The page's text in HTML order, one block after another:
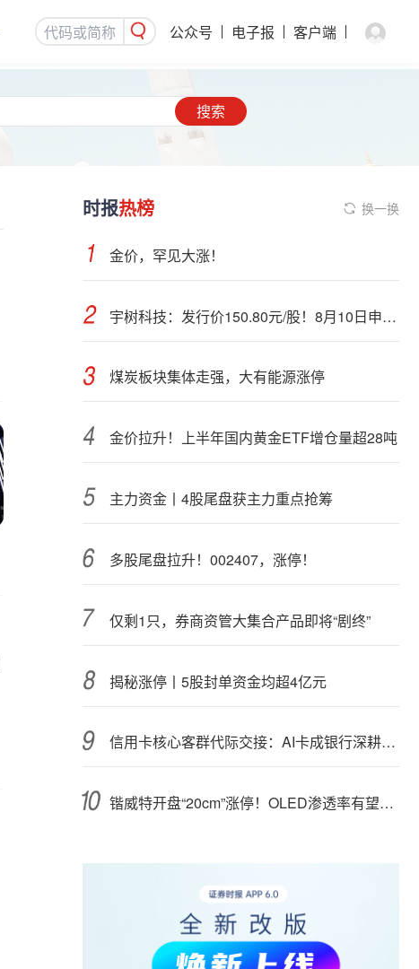
公众号 电子报 客户端
搜索
时报热榜 换一换
金价，罕见大涨！
宇树科技：发行价150.80元/股！8月10日申购，DeepSeek参与战略配售
煤炭板块集体走强，大有能源涨停
金价拉升！上半年国内黄金ETF增仓量超28吨
主力资金丨4股尾盘获主力重点抢筹
多股尾盘拉升！002407，涨停！
仅剩1只，券商资管大集合产品即将“剧终”
揭秘涨停丨5股封单资金均超4亿元
信用卡核心客群代际交接：AI卡成银行深耕“新世代”首块试验田
锴威特开盘“20cm”涨停！OLED渗透率有望攀升，高成长潜力股揭秘